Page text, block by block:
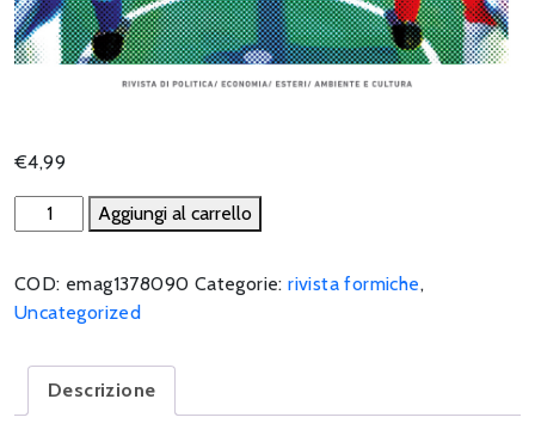
€4,99
partita
calcio.
L'economia
pallone
a
Aggiungi al carrello
COD: emag1378090 Categorie:rivista formiche,
Uncategorized
Descrizione